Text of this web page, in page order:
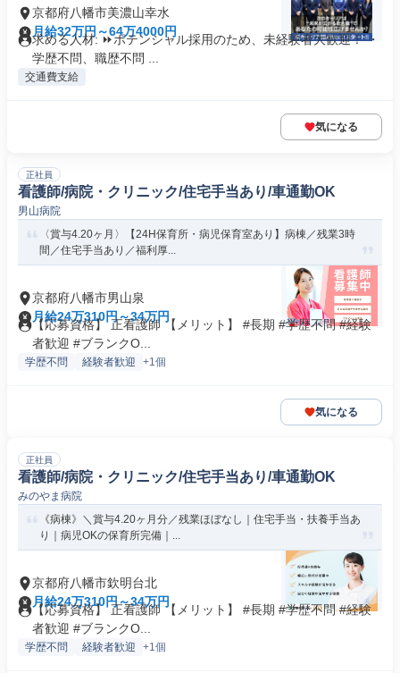
京都府八幡市美濃山幸水
月給32万円～64万4000円
求める人材: ⏩️ポテンシャル採用のため、未経験者大歓迎！ ・
学歴不問、職歴不問 ...
交通費支給
気になる
正社員
看護師/病院・クリニック/住宅手当あり/車通勤OK
男山病院
〈賞与4.20ヶ月〉【24H保育所・病児保育室あり】病棟／残業3時
間／住宅手当あり／福利厚...
京都府八幡市男山泉
月給24万310円～34万円
【応募資格】 正看護師 【メリット】 #長期 #学歴不問 #経験
者歓迎 #ブランクO...
学歴不問 経験者歓迎 +1個
気になる
正社員
看護師/病院・クリニック/住宅手当あり/車通勤OK
みのやま病院
《病棟》＼賞与4.20ヶ月分／残業ほぼなし｜住宅手当・扶養手当あ
り｜病児OKの保育所完備｜...
京都府八幡市欽明台北
月給24万310円～34万円
【応募資格】 正看護師 【メリット】 #長期 #学歴不問 #経験
者歓迎 #ブランクO...
学歴不問 経験者歓迎 +1個